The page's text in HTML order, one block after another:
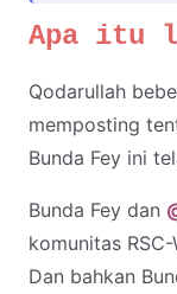
Apa itu
Qodarullah
memposting
Bunda Fey ini
Bunda Fey dan
komunitas
Dan bahkan